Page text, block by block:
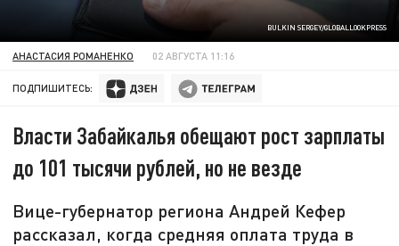
BULKIN SERGEY/GLOBALLOOKPRESS
АНАСТАСИЯ РОМАНЕНКО 02 АВГУСТА 11:16
ПОДПИШИТЕСЬ:
Власти Забайкалья обещают рост зарплаты
до 101 тысячи рублей, но не везде
Вице-губернатор региона Андрей Кефер
рассказал, когда средняя оплата труда в